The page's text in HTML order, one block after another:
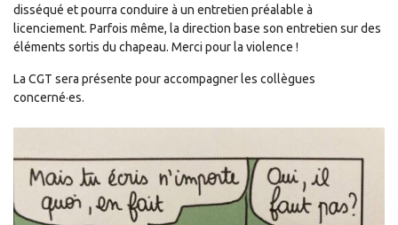
disséqué et pourra conduire à un entretien préalable à
licenciement. Parfois même, la direction base son entretien sur des
éléments sortis du chapeau. Merci pour la violence !
La CGT sera présente pour accompagner les collègues
concerné·es.